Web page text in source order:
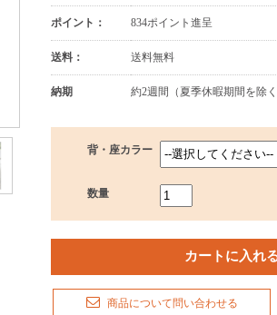
ポイント： 834ポイント進呈
送料： 送料無料
納期 約2週間（夏季休暇期間を除く
背・座カラー
数量
商品について問い合わせる